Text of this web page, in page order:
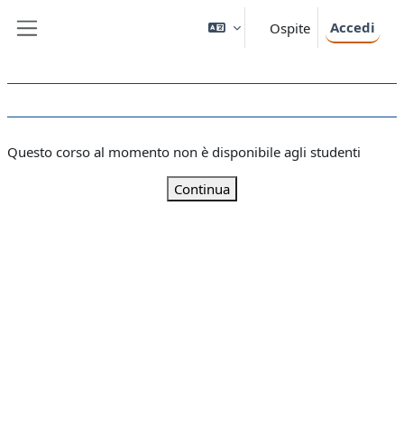
Ospite Accedi
Questo corso al momento non è disponibile agli studenti
Continua